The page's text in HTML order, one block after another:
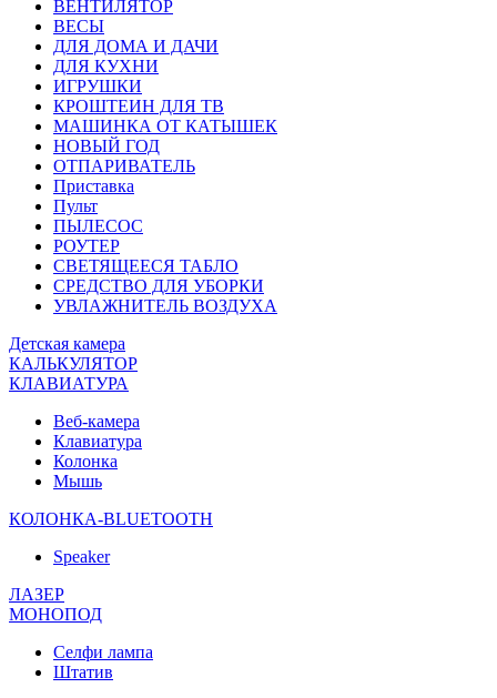
ВЕНТИЛЯТОР
ВЕСЫ
ДЛЯ ДОМА И ДАЧИ
ДЛЯ КУХНИ
ИГРУШКИ
КРОШТЕИН ДЛЯ ТВ
МАШИНКА ОТ КАТЫШЕК
НОВЫЙ ГОД
ОТПАРИВАТЕЛЬ
Приставка
Пульт
ПЫЛЕСОС
РОУТЕР
СВЕТЯЩЕЕСЯ ТАБЛО
СРЕДСТВО ДЛЯ УБОРКИ
УВЛАЖНИТЕЛЬ ВОЗДУХА
Детская камера
КАЛЬКУЛЯТОР
КЛАВИАТУРА
Веб-камера
Клавиатура
Колонка
Мышь
КОЛОНКА-BLUETOOTH
Speaker
ЛАЗЕР
МОНОПОД
Селфи лампа
Штатив